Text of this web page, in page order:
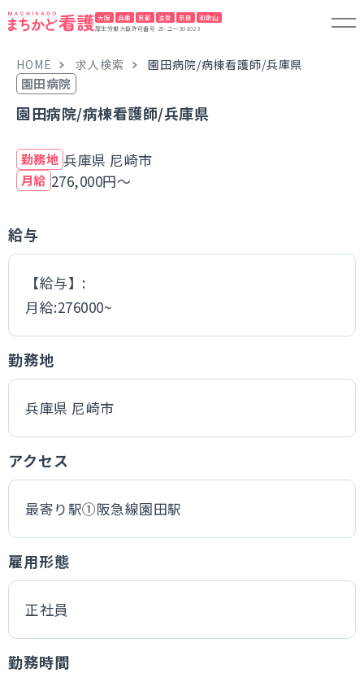
大阪 兵庫 京都 滋賀 奈良 和歌山
厚生労働大臣許可番号 28-ユー301023
HOME 求人検索 園田病院/病棟看護師/兵庫県
園田病院
園田病院/病棟看護師/兵庫県
勤務地 兵庫県 尼崎市
月給 276,000円～
給与
【給与】:
月給:276000~
勤務地
兵庫県 尼崎市
アクセス
最寄り駅①阪急線園田駅
雇用形態
正社員
勤務時間